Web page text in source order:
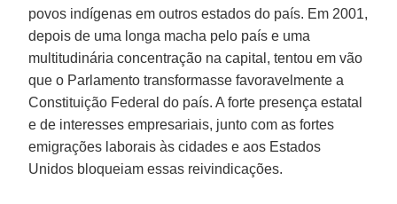
povos indígenas em outros estados do país. Em 2001,
depois de uma longa macha pelo país e uma
multitudinária concentração na capital, tentou em vão
que o Parlamento transformasse favoravelmente a
Constituição Federal do país. A forte presença estatal
e de interesses empresariais, junto com as fortes
emigrações laborais às cidades e aos Estados
Unidos bloqueiam essas reivindicações.